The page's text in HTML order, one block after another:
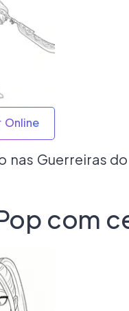
Online
nas Guerreiras
com